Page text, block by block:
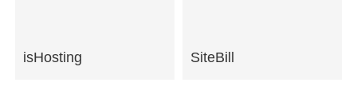
isHosting SiteBill